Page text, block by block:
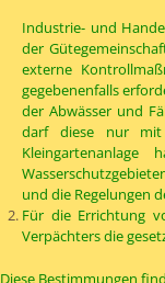
Industrie- und
der
externe
gegebenenfalls
der Abwässer und
darf diese nur mit
und die Regelungen
Für die Errichtung
Verpächters die
Diese Bestimmungen